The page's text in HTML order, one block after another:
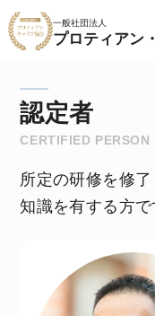
一般社団法人
プロティアン
認定者
CERTIFIED PERSON
所定の研修を修
知識を有する方で